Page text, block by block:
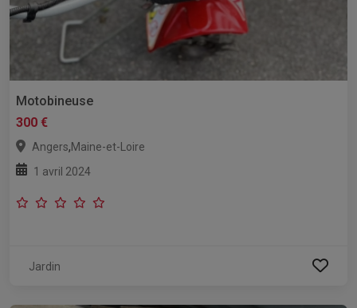
Motobineuse
300 €
Angers,Maine-et-Loire
1 avril 2024
Jardin